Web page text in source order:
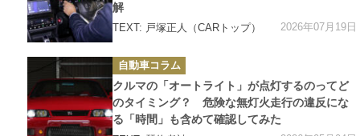
解
TEXT: 戸塚正人（CARトップ） 2026年07月19日
カ
テ
ゴ
リ
ー
自動車コラム
クルマの「オートライト」が点灯するのってど
のタイミング？ 危険な無灯火走行の違反にな
る「時間」も含めて確認してみた